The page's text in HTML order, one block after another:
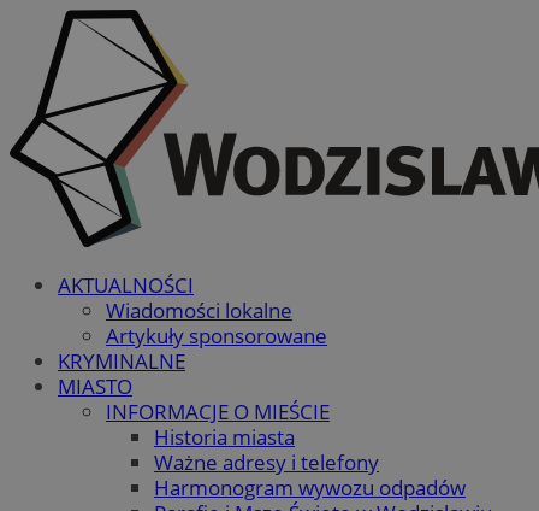
AKTUALNOŚCI
Wiadomości lokalne
Artykuły sponsorowane
KRYMINALNE
MIASTO
INFORMACJE O MIEŚCIE
Historia miasta
Ważne adresy i telefony
Harmonogram wywozu odpadów